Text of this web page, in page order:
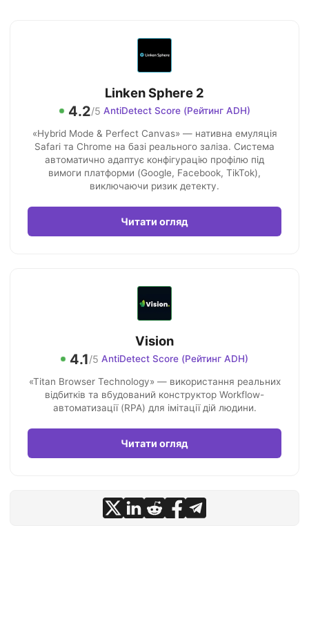
Linken Sphere 2
4.2/5 AntiDetect Score (Рейтинг ADH)
«Hybrid Mode & Perfect Canvas» — нативна емуляція
Safari та Chrome на базі реального заліза. Система
автоматично адаптує конфігурацію профілю під
вимоги платформи (Google, Facebook, TikTok),
виключаючи ризик детекту.
Читати огляд
Vision
4.1/5 AntiDetect Score (Рейтинг ADH)
«Titan Browser Technology» — використання реальних
відбитків та вбудований конструктор Workflow-
автоматизації (RPA) для імітації дій людини.
Читати огляд